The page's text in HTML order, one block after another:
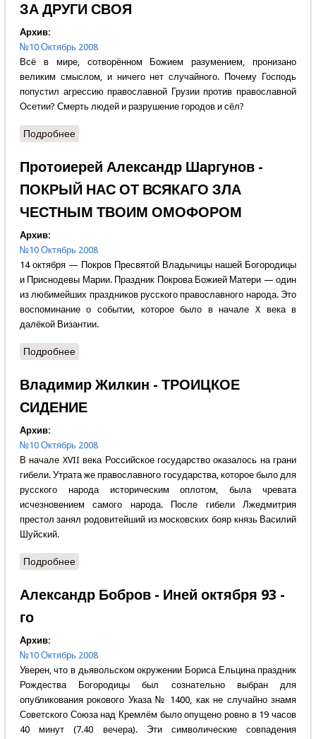
ЗА ДРУГИ СВОЯ
Архив:
№10 Октябрь 2008
Всё в мире, сотворённом Божием разумением, пронизано
великим смыслом, и ничего нет случайного. Почему Господь
попустил агрессию православной Грузии против православной
Осетии? Смерть людей и разрушение городов и сёл?
Подробнеео Слово редактора - Александр Крутов - ЗА ДРУГИ
Протоиерей Александр Шаргунов -
ПОКРЫЙ НАС ОТ ВСЯКАГО ЗЛА
ЧЕСТНЫМ ТВОИМ ОМОФОРОМ
Архив:
№10 Октябрь 2008
14 октября — Покров Пресвятой Владычицы нашей Богородицы
и Приснодевы Марии. Праздник Покрова Божией Матери — один
из любимейших праздников русского православного народа. Это
воспоминание о событии, которое было в начале X века в
далёкой Византии.
Подробнеео Протоиерей Александр Шаргунов - ПОКРЫЙ НАС
Владимир Жилкин - ТРОИЦКОЕ
СИДЕНИЕ
Архив:
№10 Октябрь 2008
В начале XVII века Российское государство оказалось на грани
гибели. Утрата же православного государства, которое было для
русского народа историческим оплотом, была чревата
исчезновением самого народа. После гибели Лжедмитрия
престол занял родовитейший из московских бояр князь Василий
Шуйский.
Подробнеео Владимир Жилкин - ТРОИЦКОЕ СИДЕНИЕ
Александр Бобров - Иней октября 93 -
го
Архив:
№10 Октябрь 2008
Уверен, что в дьявольском окружении Бориса Ельцина праздник
Рождества Богородицы был сознательно выбран для
опубликования рокового Указа № 1400, как не случайно знамя
Советского Союза над Кремлём было опущено ровно в 19 часов
40 минут (7.40 вечера). Эти символические совпадения